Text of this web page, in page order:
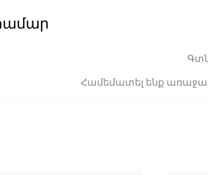
Համեմատել ենք